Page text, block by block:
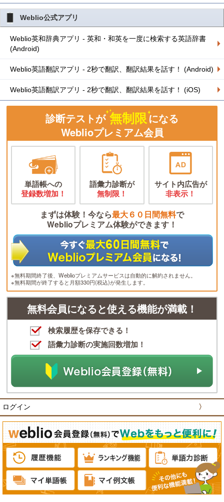
Weblio公式アプリ
Weblio英和辞典アプリ - 英和・和英を一度に検索する英語辞書
(Android)
Weblio英語翻訳アプリ - 2秒で翻訳、翻訳結果を話す！ (Android)
Weblio英語翻訳アプリ - 2秒で翻訳、翻訳結果を話す！ (iOS)
診断テストが 無制限になる
Weblioプレミアム会員
単語帳への
登録数増加！
語彙力診断が
無制限！
サイト内広告が
非表示！
まずは体験！今なら最大６０日間無料で
Weblioプレミアム体験ができます！
※無料期間終了後、Weblioプレミアムサービスは自動的に解約されません。
※無料期間が終了すると月額330円(税込)が発生します。
無料会員になると使える機能が満載！
検索履歴を保存できる！
語彙力診断の実施回数増加！
ログイン 〉